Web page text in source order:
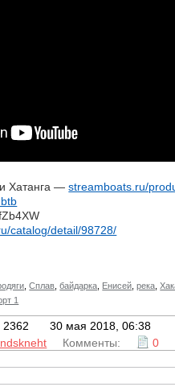
Хатанга —streamboats.ru/
catalog/detail/98728/
,Сплав ,байдарка Енисей ,река ,
1
30 мая 2018, 06:38
Комменты: 0